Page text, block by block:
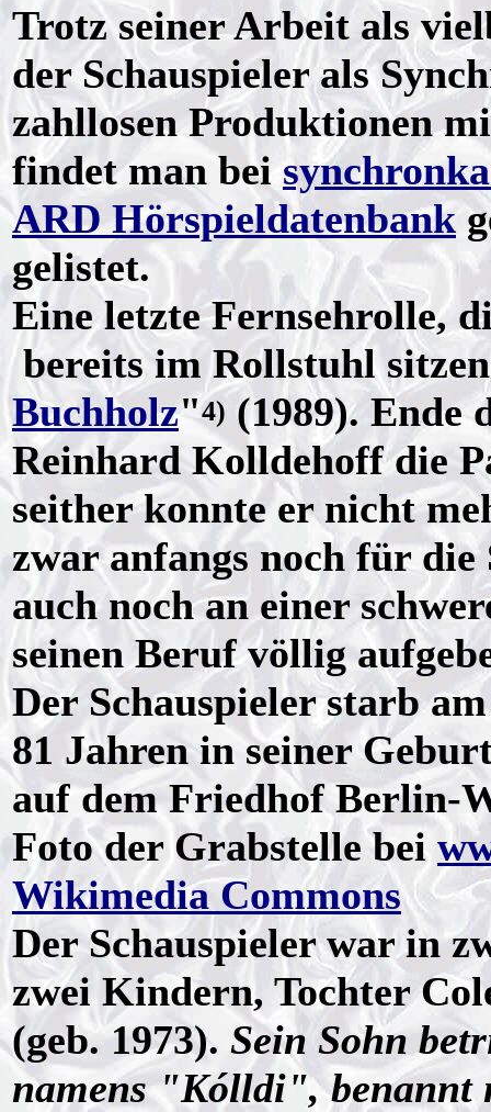
Trotz seiner Arbeit als
der Schauspieler als
zahllosen Produktionen
findet man bei
ARD Hörspieldatenbank
gelistet.
Eine letzte Fernsehrolle,
bereits im Rollstuhl
Buchholz"4) (1989). Ende
Reinhard Kolldehoff die
seither konnte er nicht
zwar anfangs noch für
auch noch an einer
seinen Beruf völlig
Der Schauspieler starb
81 Jahren in seiner
auf dem Friedhof Berlin-
Foto der Grabstelle bei
Wikimedia Commons
Der Schauspieler war in
zwei Kindern, Tochter
(geb. 1973). Sein Sohn
namens "Kólldi", benannt